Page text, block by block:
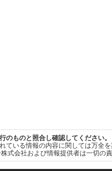
のものと照合し確認してください。
ている情報の内容に関しては万
式会社および情報提供者は一切の責